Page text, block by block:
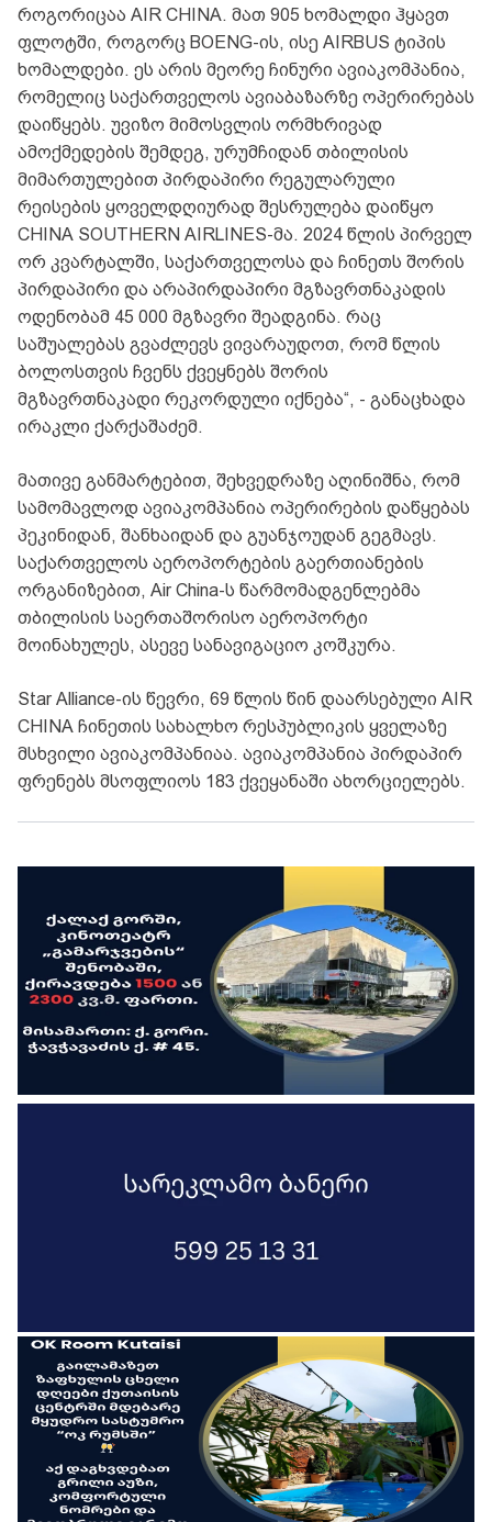
როგორიცაა AIR CHINA. მათ 905 ხომალდი ჰყავთ
ფლოტში, როგორც BOENG-ის, ისე AIRBUS ტიპის
ხომალდები. ეს არის მეორე ჩინური ავიაკომპანია,
რომელიც საქართველოს ავიაბაზარზე ოპერირებას
დაიწყებს. უვიზო მიმოსვლის ორმხრივად
ამოქმედების შემდეგ, ურუმჩიდან თბილისის
მიმართულებით პირდაპირი რეგულარული
რეისების ყოველდღიურად შესრულება დაიწყო
CHINA SOUTHERN AIRLINES-მა. 2024 წლის პირველ
ორ კვარტალში, საქართველოსა და ჩინეთს შორის
პირდაპირი და არაპირდაპირი მგზავრთნაკადის
ოდენობამ 45 000 მგზავრი შეადგინა. რაც
საშუალებას გვაძლევს ვივარაუდოთ, რომ წლის
ბოლოსთვის ჩვენს ქვეყნებს შორის
მგზავრთნაკადი რეკორდული იქნება“, - განაცხადა
ირაკლი ქარქაშაძემ.
მათივე განმარტებით, შეხვედრაზე აღინიშნა, რომ
სამომავლოდ ავიაკომპანია ოპერირების დაწყებას
პეკინიდან, შანხაიდან და გუანჯოუდან გეგმავს.
საქართველოს აეროპორტების გაერთიანების
ორგანიზებით, Air China-ს წარმომადგენლებმა
თბილისის საერთაშორისო აეროპორტი
მოინახულეს, ასევე სანავიგაციო კოშკურა.
Star Alliance-ის წევრი, 69 წლის წინ დაარსებული AIR
CHINA ჩინეთის სახალხო რესპუბლიკის ყველაზე
მსხვილი ავიაკომპანიაა. ავიაკომპანია პირდაპირ
ფრენებს მსოფლიოს 183 ქვეყანაში ახორციელებს.